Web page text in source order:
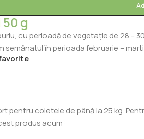
50 g
cu perioadă de vegetație de 28 –
semănatul în perioada februarie –
pentru coletele de până la 25 kg.
produs acum